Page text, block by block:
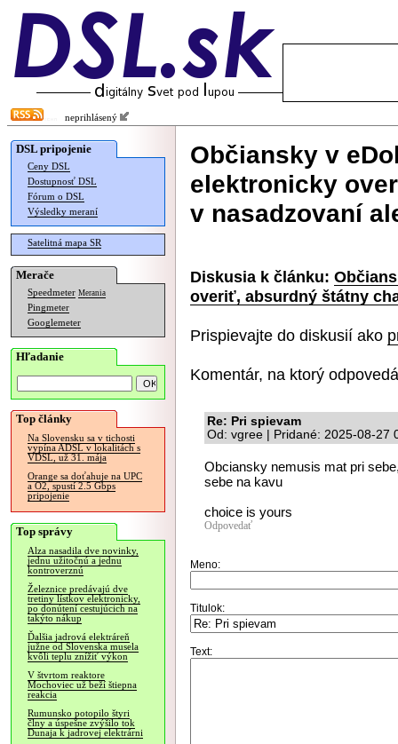
neprihlásený
DSL pripojenie
Ceny DSL
Dostupnosť DSL
Fórum o DSL
Výsledky meraní
Satelitná mapa SR
Merače
Speedmeter Merania
Pingmeter
Googlemeter
Hľadanie
Top články
Na Slovensku sa v tichosti
vypína ADSL v lokalitách s
VDSL, už 31. mája
Orange sa doťahuje na UPC
a O2, spustí 2.5 Gbps
pripojenie
Top správy
Alza nasadila dve novinky,
jednu užitočnú a jednu
kontroverznú
Železnice predávajú dve
tretiny lístkov elektronicky,
po donútení cestujúcich na
takýto nákup
Ďalšia jadrová elektráreň
južne od Slovenska musela
kvôli teplu znížiť výkon
V štvrtom reaktore
Mochoviec už beží štiepna
reakcia
Rumunsko potopilo štyri
člny a úspešne zvýšilo tok
Dunaja k jadrovej elektrárni
Občiansky v
elektronicky
v nasadzovaní
Diskusia k článku:
overiť, absurdný štátny
Prispievajte do diskusií ako
Komentár, na ktorý
Re: Pri spievam
Od: vgree | Pridané: 2025-08-27
Obciansky nemusis mat pri
sebe na kavu
choice is yours
Odpovedať
Meno:
Titulok:
Text: